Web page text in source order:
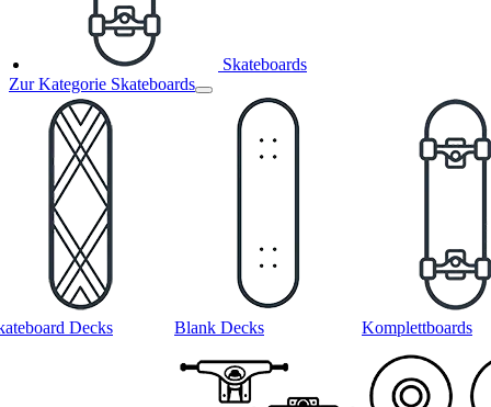
Skateboards
Zur Kategorie Skateboards
Decks Blank Decks Komplettboards